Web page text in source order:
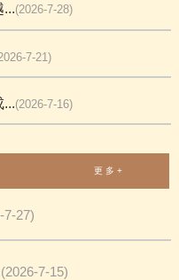
(2026-7-28)
7-21)
...(2026-7-16)
更 多 +
7-27)
(2026-7-15)